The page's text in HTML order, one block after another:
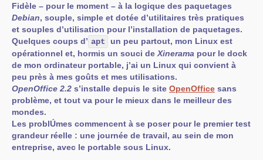
Fidèle – pour le moment – à la logique des paquetages
Debian, souple, simple et dotée d’utilitaires très pratiques
et souples d’utilisation pour l’installation de paquetages.
Quelques coups d’ apt
un peu partout, mon Linux est
opérationnel et, hormis un souci de Xinerama pour le dock
de mon ordinateur portable, j’ai un Linux qui convient à
peu près à mes goûts et mes utilisations.
OpenOffice 2.2 s’installe depuis le site OpenOffice sans
problème, et tout va pour le mieux dans le meilleur des
mondes.
Les problÚmes commencent à se poser pour le premier test
grandeur réelle : une journée de travail, au sein de mon
entreprise, avec le portable sous Linux.